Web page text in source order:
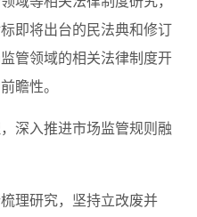
即将出台的民法典和修订
管领域的相关法律制度开
瞻性。
深入推进市场监管规则融
研究，坚持立改废并